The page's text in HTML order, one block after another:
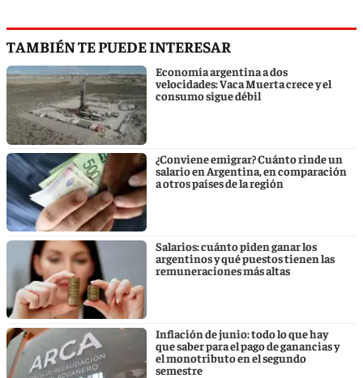
TAMBIÉN TE PUEDE INTERESAR
Economía argentina a dos
velocidades: Vaca Muerta crece y el
consumo sigue débil
¿Conviene emigrar? Cuánto rinde un
salario en Argentina, en comparación
a otros países de la región
Salarios: cuánto piden ganar los
argentinos y qué puestos tienen las
remuneraciones más altas
Inflación de junio: todo lo que hay
que saber para el pago de ganancias y
el monotributo en el segundo
semestre